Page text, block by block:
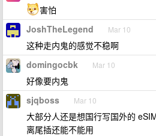
害怕
JoshTheLegend Mar 10
这种走内鬼的感觉不稳啊
domingocbk Mar 10
好像要内鬼
sjqboss Mar 10
大部分人还是想国行写国外的
离尾插还能不能用